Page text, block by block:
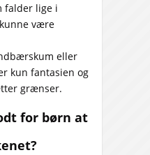
falder lige i
være
eller
kun fantasien og
grænser.
for børn at